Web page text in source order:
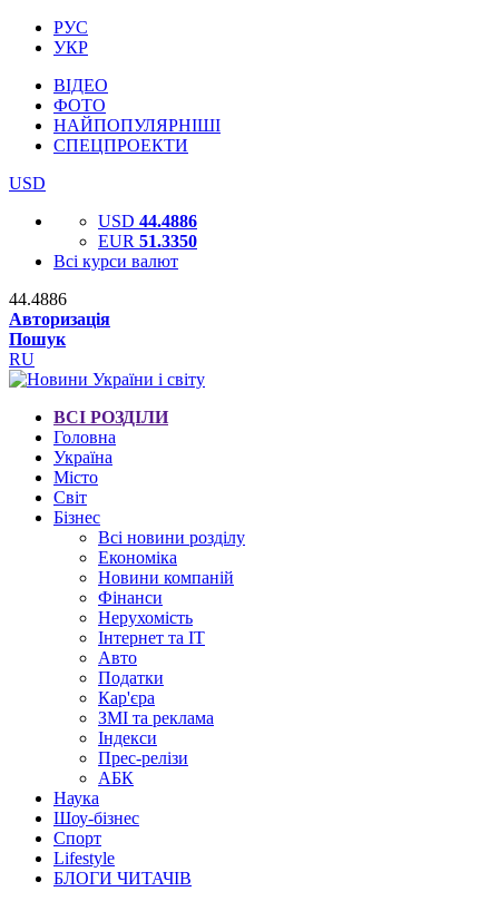
РУС
УКР
ВІДЕО
ФОТО
НАЙПОПУЛЯРНІШІ
СПЕЦПРОЕКТИ
USD
USD 44.4886
EUR 51.3350
Всі курси валют
44.4886
Авторизація
Пошук
RU
ВСІ РОЗДІЛИ
Головна
Україна
Місто
Світ
Бізнес
Всі новини розділу
Економіка
Новини компаній
Фінанси
Нерухомість
Інтернет та IT
Авто
Податки
Кар'єра
ЗМІ та реклама
Індекси
Прес-релізи
АБК
Наука
Шоу-бізнес
Спорт
Lifestyle
БЛОГИ ЧИТАЧІВ